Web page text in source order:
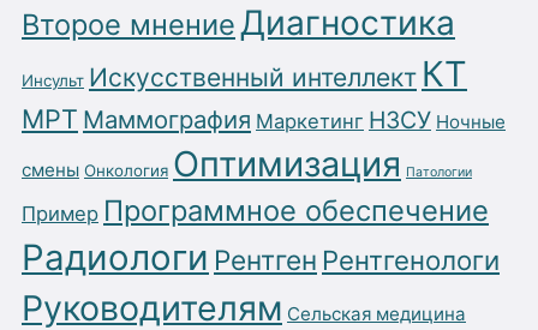
Второе мнениеДиагностика
Инсульт Искусственный интеллект КТ
МРТ Маммография Маркетинг НЗСУ Ночные
смены Онкология Оптимизация Патологии
Пример Программное обеспечение
Радиологи Рентген Рентгенологи
Руководителям Сельская медицина